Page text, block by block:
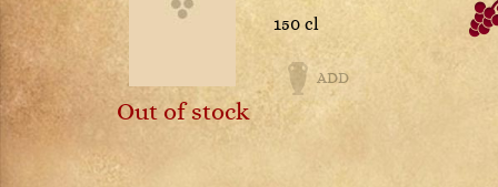
Out of stock
150 cl
ADD